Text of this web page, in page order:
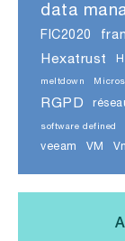
data
FIC2020
Hexatrust
meltdown
RGPD
software defined
veeam
VM